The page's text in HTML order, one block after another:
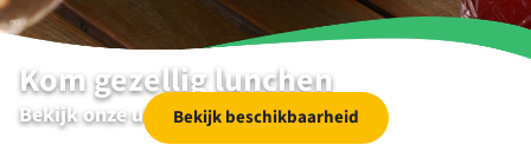
Kom gezellig lunchen
Bekijk onze uitgebreide lunchkaart
Bekijk beschikbaarheid